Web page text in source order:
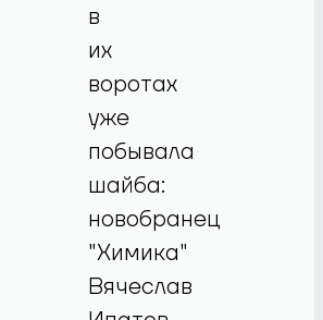
в
их
воротах
уже
побывала
шайба:
новобранец
"Химика"
Вячеслав